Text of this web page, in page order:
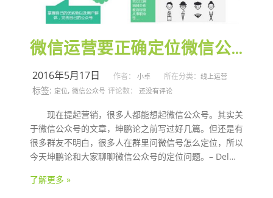
微信运营要正确定位微信公众号
2016年5月17日 作者： 小卓 所在分类： 线上运营
标签: 定位, 微信公众号 评论数： 还没有评论
现在提起营销，很多人都能想起微信公众号。其实关
于微信公众号的文章，坤鹏论之前写过好几篇。但还是有
很多群友不明白，很多人在群里问微信号怎么定位，所以
今天坤鹏论和大家聊聊微信公众号的定位问题。– Del…
了解更多 »